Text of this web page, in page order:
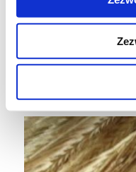
Piec w piekarniku
temp. 60 st.
st. Pieczemy do
nabiorą złotego